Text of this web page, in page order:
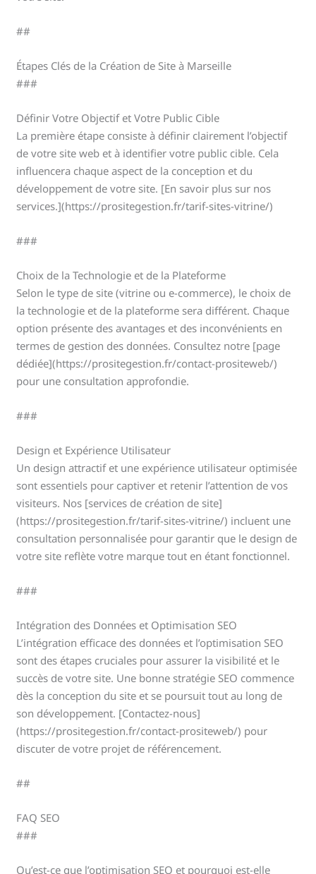
##
Étapes Clés de la Création de Site à Marseille
###
Définir Votre Objectif et Votre Public Cible
La première étape consiste à définir clairement l’objectif
de votre site web et à identifier votre public cible. Cela
influencera chaque aspect de la conception et du
développement de votre site. [En savoir plus sur nos
services.](https://prositegestion.fr/tarif-sites-vitrine/)
###
Choix de la Technologie et de la Plateforme
Selon le type de site (vitrine ou e-commerce), le choix de
la technologie et de la plateforme sera différent. Chaque
option présente des avantages et des inconvénients en
termes de gestion des données. Consultez notre [page
dédiée](https://prositegestion.fr/contact-prositeweb/)
pour une consultation approfondie.
###
Design et Expérience Utilisateur
Un design attractif et une expérience utilisateur optimisée
sont essentiels pour captiver et retenir l’attention de vos
visiteurs. Nos [services de création de site]
(https://prositegestion.fr/tarif-sites-vitrine/) incluent une
consultation personnalisée pour garantir que le design de
votre site reflète votre marque tout en étant fonctionnel.
###
Intégration des Données et Optimisation SEO
L’intégration efficace des données et l’optimisation SEO
sont des étapes cruciales pour assurer la visibilité et le
succès de votre site. Une bonne stratégie SEO commence
dès la conception du site et se poursuit tout au long de
son développement. [Contactez-nous]
(https://prositegestion.fr/contact-prositeweb/) pour
discuter de votre projet de référencement.
##
FAQ SEO
###
Qu’est-ce que l’optimisation SEO et pourquoi est-elle